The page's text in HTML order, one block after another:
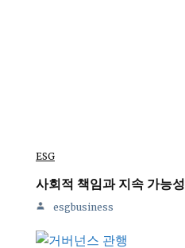
ESG
사회적 책임과 지속 가능성
esgbusiness